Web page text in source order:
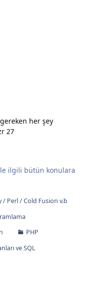
her şey
27
ilgili bütün konulara
/ Perl / Cold Fusion v.b
PHP
ve SQL